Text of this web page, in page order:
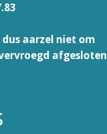
aarzel niet om
afgesloten